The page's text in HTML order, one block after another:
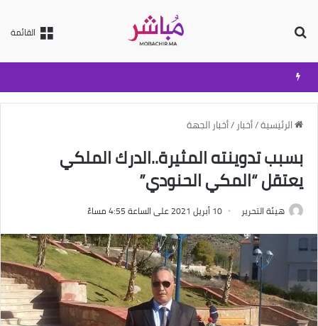
القائمة
الرئيسية/أخبار /أخبار الجهة
بسبب تدوينته المثيرة..الدرك الملكي
يعتقل “المكي الحنودي”
هيئة التحرير 10 أبريل 2021 على الساعة 4:55 مساءً